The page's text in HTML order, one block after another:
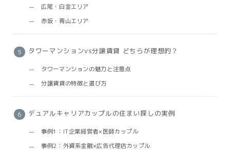
広尾・白金エリア
赤坂・青山エリア
タワーマンションvs分譲賃貸 どちらが理想的？
タワーマンションの魅力と注意点
分譲賃貸の特徴と選び方
デュアルキャリアカップルの住まい探しの実例
事例1：IT企業経営者×医師カップル
事例2：外資系金融×広告代理店カップル